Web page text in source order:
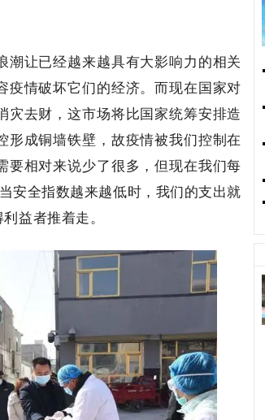
让已经越来越具有大影响力的相关
疫情破坏它们的经济。而现在国家对
去财，这市场将比国家统筹安排造
形成铜墙铁壁，故疫情被我们控制在
要相对来说少了很多，但现在我们每
安全指数越来越低时，我们的支出就
益者推着走。